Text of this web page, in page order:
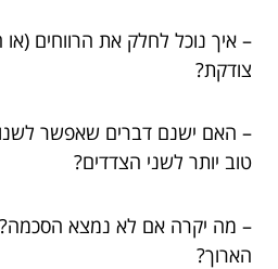
– איך נוכל לחלק את הרווחים
צודקת?
– האם ישנם דברים שאפשר
טוב יותר לשני הצדדים?
– מה יקרה אם לא נמצא הסכמה?
הארוך?